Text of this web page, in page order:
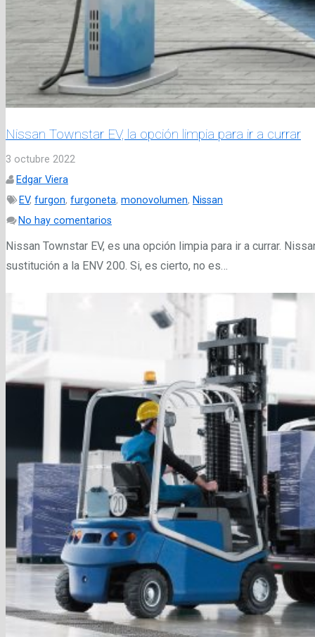
Nissan Townstar EV, la opción limpia para ir a currar
3 octubre 2022
Edgar Viera
EV, furgon, furgoneta, monovolumen, Nissan
No hay comentarios
Nissan Townstar EV, es una opción limpia para ir a currar.
sustitución a la ENV 200. Si, es cierto, no es…